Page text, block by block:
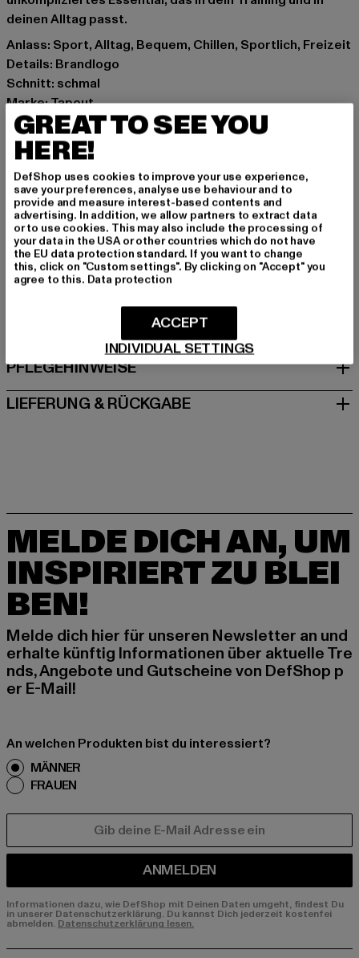
deinen Alltag passt.
Anlass: Sport, Alltag, Bequem, Chillen, Sportlich, Freizeit
Details: Brandlogo
Schnitt: schmal
Marke: Tapout
Kat.: T-Shirts
Farbe: schwarz
Hersteller Farbe: black/white/red
Materialzusammensetzung: 85% Polyester, 15%
Elasthan
Art.Nr: 960027-01250
Hersteller: Punch GmbH |info@punch-gmbh.de
Im Taubental 15a | 41468 Neuss | DE
GRÖSSE & PASSFORM
PFLEGEHINWEISE
LIEFERUNG & RÜCKGABE
MELDE DICH AN, UM
INSPIRIERT ZU BLEI
BEN!
Melde dich hier für unseren Newsletter an und
erhalte künftig Informationen über aktuelle Tre
nds, Angebote und Gutscheine von DefShop p
er E-Mail!
An welchen Produkten bist du interessiert?
MÄNNER
FRAUEN
ANMELDEN
Informationen dazu, wie DefShop mit Deinen Daten umgeht, findest Du
in unserer Datenschutzerklärung. Du kannst Dich jederzeit kostenfei
abmelden. Datenschutzerklärung lesen.
GREAT TO SEE YOU
HERE!
DefShop uses cookies to improve your use experience,
save your preferences, analyse use behaviour and to
provide and measure interest-based contents and
advertising. In addition, we allow partners to extract data
or to use cookies. This may also include the processing of
your data in the USA or other countries which do not have
the EU data protection standard. If you want to change
this, click on "Custom settings". By clicking on "Accept" you
agree to this. Data protection
INDIVIDUAL SETTINGS
ACCEPT